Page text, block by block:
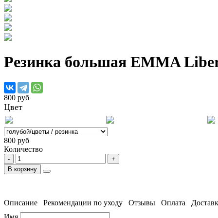
Резинка большая EMMA
800 руб
Цвет
800 руб
Количество
-
+
В корзину
Описание Рекомендации по уходу Отзывы Оплата